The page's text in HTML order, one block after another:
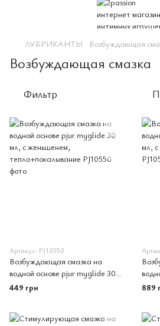
ЛУБРИКАНТЫ Возбуждающая
Возбуждающая смазка
Фильтр
Артикул: PJ10550
Возбуждающая смазка на
водной основе pjur myglide 30
мл, с женьшенем,
тепло+покалывание
449 грн
мл,
889